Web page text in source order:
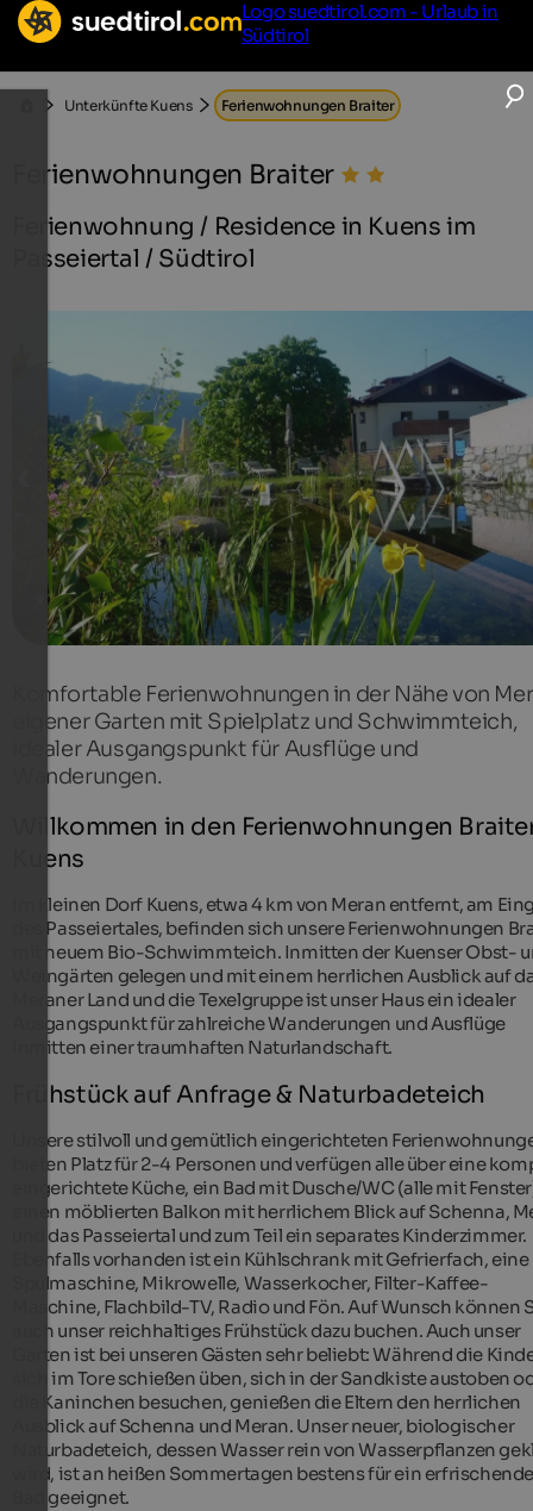
Logo suedtirol.com - Urlaub in
Südtirol
Unterkünfte Kuens Ferienwohnungen Braiter
Ferienwohnungen Braiter
Ferienwohnung / Residence in Kuens im
Passeiertal / Südtirol
Komfortable Ferienwohnungen in der Nähe von
eigener Garten mit Spielplatz und Schwimmteich,
idealer Ausgangspunkt für Ausflüge und
Wanderungen.
Willkommen in den Ferienwohnungen
Kuens
Im kleinen Dorf Kuens, etwa 4 km von Meran entfernt, am
des Passeiertales, befinden sich unsere Ferienwohnungen
mit neuem Bio-Schwimmteich. Inmitten der Kuenser Obst-
Weingärten gelegen und mit einem herrlichen Ausblick auf
Meraner Land und die Texelgruppe ist unser Haus ein idealer
Ausgangspunkt für zahlreiche Wanderungen und Ausflüge
inmitten einer traumhaften Naturlandschaft.
Frühstück auf Anfrage & Naturbadeteich
Unsere stilvoll und gemütlich eingerichteten
bieten Platz für 2-4 Personen und verfügen alle über eine
eingerichtete Küche, ein Bad mit Dusche/WC (alle mit
einen möblierten Balkon mit herrlichem Blick auf Schenna,
und das Passeiertal und zum Teil ein separates Kinderzimmer.
Ebenfalls vorhanden ist ein Kühlschrank mit Gefrierfach, eine
Spülmaschine, Mikrowelle, Wasserkocher, Filter-Kaffee-
Maschine, Flachbild-TV, Radio und Fön. Auf Wunsch können
auch unser reichhaltiges Frühstück dazu buchen. Auch unser
Garten ist bei unseren Gästen sehr beliebt: Während die
sich im Tore schießen üben, sich in der Sandkiste austoben
die Kaninchen besuchen, genießen die Eltern den herrlichen
Ausblick auf Schenna und Meran. Unser neuer, biologischer
Naturbadeteich, dessen Wasser rein von Wasserpflanzen
wird, ist an heißen Sommertagen bestens für ein
Bad geeignet.